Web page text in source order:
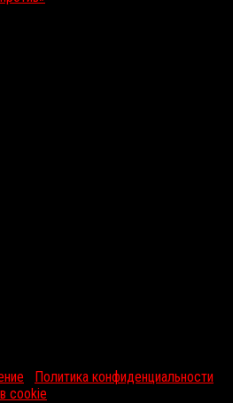
Политика конфиденциальности
cookie